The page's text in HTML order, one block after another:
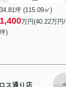
34.81坪 (115.09㎡)
1,400万円(40.22万円/
坪)
ス通り店